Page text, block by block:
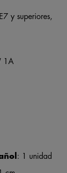
y superiores,